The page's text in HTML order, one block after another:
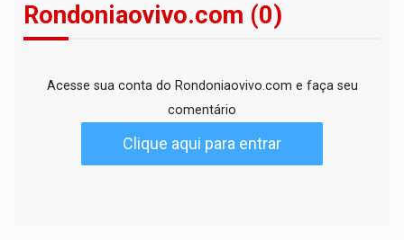
Rondoniaovivo.com (0)
Acesse sua conta do Rondoniaovivo.com e faça seu
comentário
Clique aqui para entrar